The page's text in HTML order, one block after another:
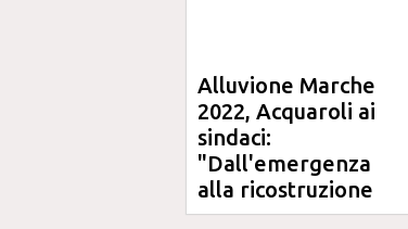
Alluvione Marche
2022, Acquaroli ai
sindaci:
"Dall'emergenza
alla ricostruzione
definitiva"